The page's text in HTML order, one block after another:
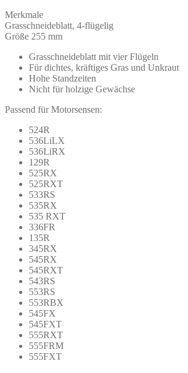
Merkmale
Grasschneideblatt, 4-flügelig
Größe 255 mm
Grasschneideblatt mit vier Flügeln
Für dichtes, kräftiges Gras und Unkraut
Hohe Standzeiten
Nicht für holzige Gewächse
Passend für Motorsensen:
524R
536LiLX
536LiRX
129R
525RX
525RXT
533RS
535RX
535 RXT
336FR
135R
345RX
545RX
545RXT
543RS
553RS
553RBX
545FX
545FXT
555RXT
555FRM
555FXT